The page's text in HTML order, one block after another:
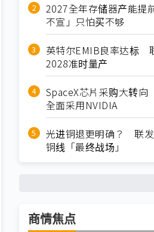
2027全年存储器产能
不宣」只怕买不够
英特尔EMIB良率达标
2028准时量产
SpaceX芯片采购大转
全面采用NVIDIA
光进铜退更明确？ 联
铜线「最终战场」
商情焦点